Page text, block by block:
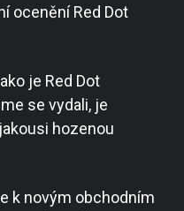
ocenění Red Dot
je Red Dot
se vydali, je
hozenou
k novým obchodním